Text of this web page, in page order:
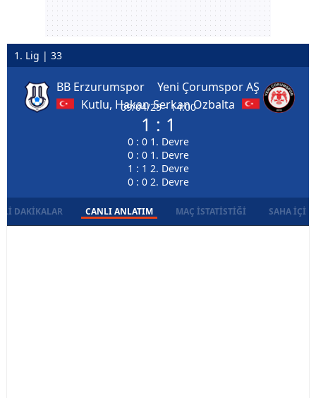
1. Lig | 33
BB Erzurumspor
Kutlu, Hakan09/04/25 - 14:00
1 : 1
0 : 0 1. Devre
0 : 0 1. Devre
1 : 1 2. Devre
0 : 0 2. Devre
Yeni Çorumspor AŞ
Serkan Ozbalta
DAKIKALAR CANLI ANLATIM MAÇ İSTATISTIĞI SAHA İÇI